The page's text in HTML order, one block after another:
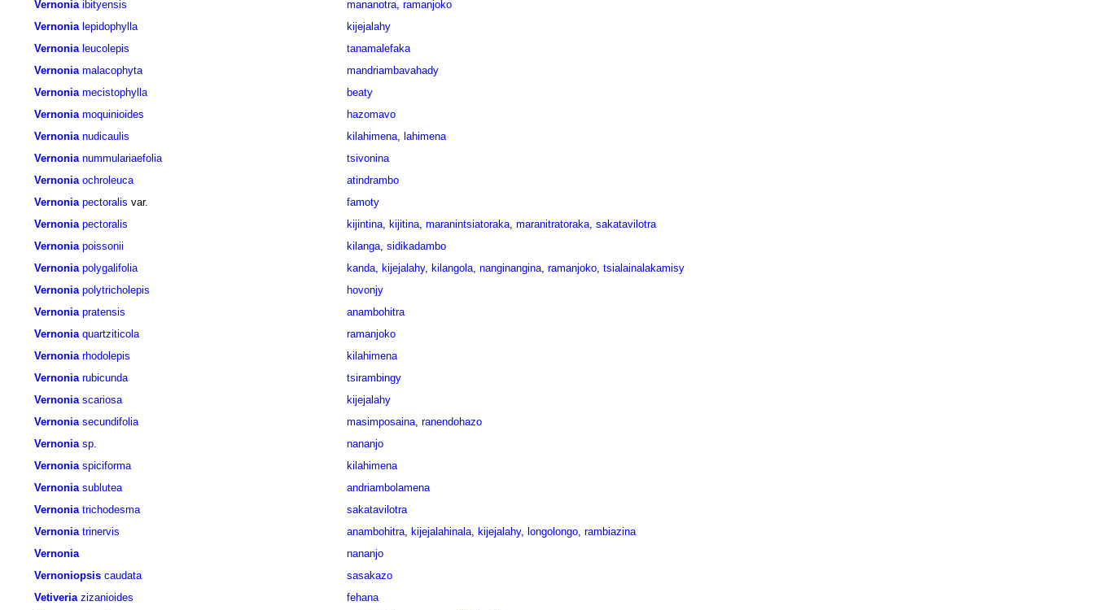
Vernonia ibityensis mananotra, ramanjoko
Vernonia lepidophylla
kijejalahy
Vernonia leucolepis
tanamalefaka
Vernonia malacophyta
mandriambavahady
Vernonia mecistophylla
beaty
Vernonia moquinioides
hazomavo
Vernonia nudicaulis kilahimena, lahimena
Vernonia nummulariaefolia
tsivonina
Vernonia ochroleuca
atindrambo
Vernonia pectoralis var.
famoty
Vernonia pectoralis kijintina, kijitina, maranintsiatoraka, maranitratoraka, sakatavilotra
Vernonia poissonii kilanga, sidikadambo
Vernonia polygalifolia kanda, kijejalahy, kilangola, nanginangina, ramanjoko, tsialainalakamisy
Vernonia polytricholepis
hovonjy
Vernonia pratensis
anambohitra
Vernonia quartziticola
ramanjoko
Vernonia rhodolepis
kilahimena
Vernonia rubicunda
tsirambingy
Vernonia scariosa
kijejalahy
Vernonia secundifolia masimposaina, ranendohazo
Vernonia sp.
nananjo
Vernonia spiciforma
kilahimena
Vernonia sublutea
andriambolamena
Vernonia trichodesma
sakatavilotra
Vernonia trinervis anambohitra, kijejalahinala, kijejalahy, longolongo, rambiazina
Vernonia
nananjo
Vernoniopsis caudata
sasakazo
Vetiveria zizanioides
fehana